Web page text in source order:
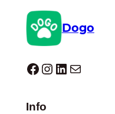
Dogo
Dogo facebook InstagramLinkedIn E-mail
Info